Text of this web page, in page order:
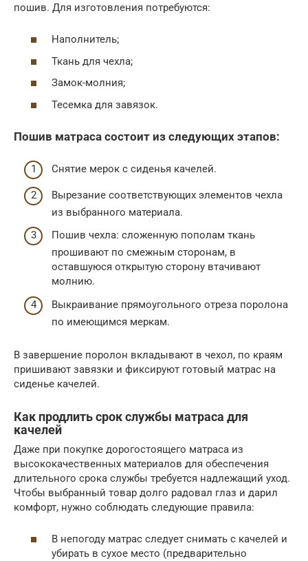
пошив. Для изготовления потребуются:
Наполнитель;
Ткань для чехла;
Замок-молния;
Тесемка для завязок.
Пошив матраса состоит из следующих этапов:
Снятие мерок с сиденья качелей.
Вырезание соответствующих элементов чехла
из выбранного материала.
Пошив чехла: сложенную пополам ткань
прошивают по смежным сторонам, в
оставшуюся открытую сторону втачивают
молнию.
Выкраивание прямоугольного отреза поролона
по имеющимся меркам.
В завершение поролон вкладывают в чехол, по краям
пришивают завязки и фиксируют готовый матрас на
сиденье качелей.
Как продлить срок службы матраса для
качелей
Даже при покупке дорогостоящего матраса из
высококачественных материалов для обеспечения
длительного срока службы требуется надлежащий уход.
Чтобы выбранный товар долго радовал глаз и дарил
комфорт, нужно соблюдать следующие правила:
В непогоду матрас следует снимать с качелей и
убирать в сухое место (предварительно